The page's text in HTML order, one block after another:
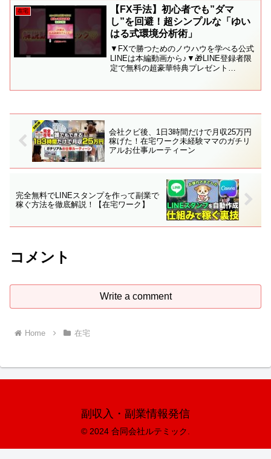
法◽️【初心者必見】canvaで作るイ...
在宅
【FX手法】初心者でも”ダマ
し”を回避！超シンプルな「ゆい
はる式環境分析術」
▼FXで勝つためのノウハウを学べる公式
LINEは本編動画から♪▼🎁LINE登録者限
定で無料の超豪華特典プレゼント
会社クビ後、1日3時間だけで月収25万円
稼げた！在宅ワーク未経験ママのガチリ
アルお仕事ルーティーン
完全無料でLINEスタンプを作って副業で
稼ぐ方法を徹底解説！【在宅ワーク】
コメント
Write a comment
Home 在宅
副収入・副業情報発信
© 2024 合同会社ルテミック.